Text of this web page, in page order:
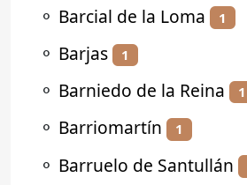
⚬ Barcial de la Loma 1
⚬ Barjas 1
⚬ Barniedo de la Reina 1
⚬ Barriomartín 1
⚬ Barruelo de Santullán